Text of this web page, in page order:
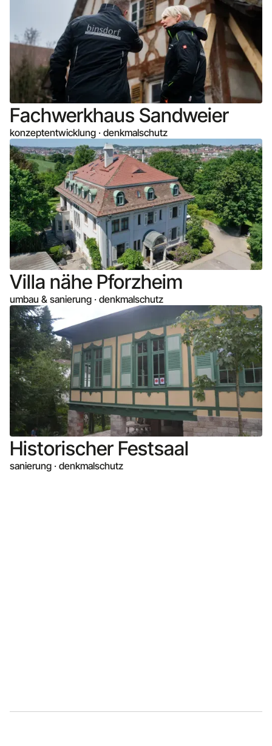
Fachwerkhaus Sandweier
konzeptentwicklung · denkmalschutz
Villa nähe Pforzheim
umbau & sanierung · denkmalschutz
Historischer Festsaal
sanierung · denkmalschutz